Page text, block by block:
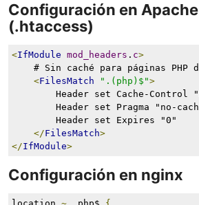
Configuración en Apache
(.htaccess)
<IfModule mod_headers . c>
# Sin caché para páginas PHP
<FilesMatch ".(php)$">
Header set Cache-Control
Header set Pragma "no-
Header set Expires "0"
</FilesMatch>
</IfModule>
Configuración en nginx